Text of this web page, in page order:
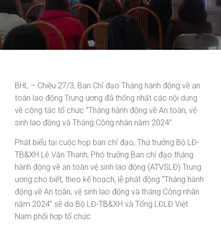
BHL – Chiều 27/3, Ban Chỉ đạo Tháng hành động về an
toàn lao động Trung ương đã thống nhất các nội dung
về công tác tổ chức “Tháng hành động về An toàn, vệ
sinh lao động và Tháng Công nhân năm 2024”.
Phát biểu tại cuộc họp ban chỉ đạo, Thứ trưởng Bộ LĐ-
TB&XH Lê Văn Thanh, Phó trưởng Ban chỉ đạo tháng
hành động về an toàn vệ sinh lao động (ATVSLĐ) Trung
ương cho biết, theo kế hoạch, lễ phát động “Tháng hành
động về An toàn, vệ sinh lao động và tháng Công nhân
năm 2024” sẽ do Bộ LĐ-TB&XH và Tổng LĐLĐ Việt
Nam phối hợp tổ chức.